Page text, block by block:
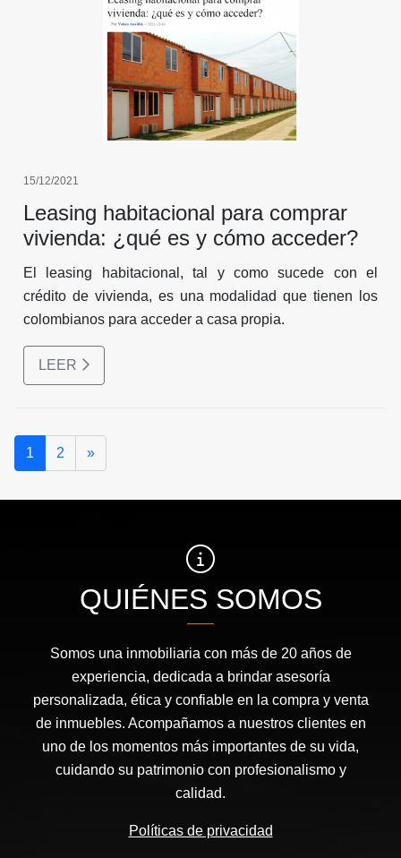
15/12/2021
Leasing habitacional para comprar
vivienda: ¿qué es y cómo acceder?
El leasing habitacional, tal y como sucede con el
crédito de vivienda, es una modalidad que tienen los
colombianos para acceder a casa propia.
LEER
1 2 »Siguiente
QUIÉNES SOMOS
Somos una inmobiliaria con más de 20 años de
experiencia, dedicada a brindar asesoría
personalizada, ética y confiable en la compra y venta
de inmuebles. Acompañamos a nuestros clientes en
uno de los momentos más importantes de su vida,
cuidando su patrimonio con profesionalismo y
calidad.
Políticas de privacidad